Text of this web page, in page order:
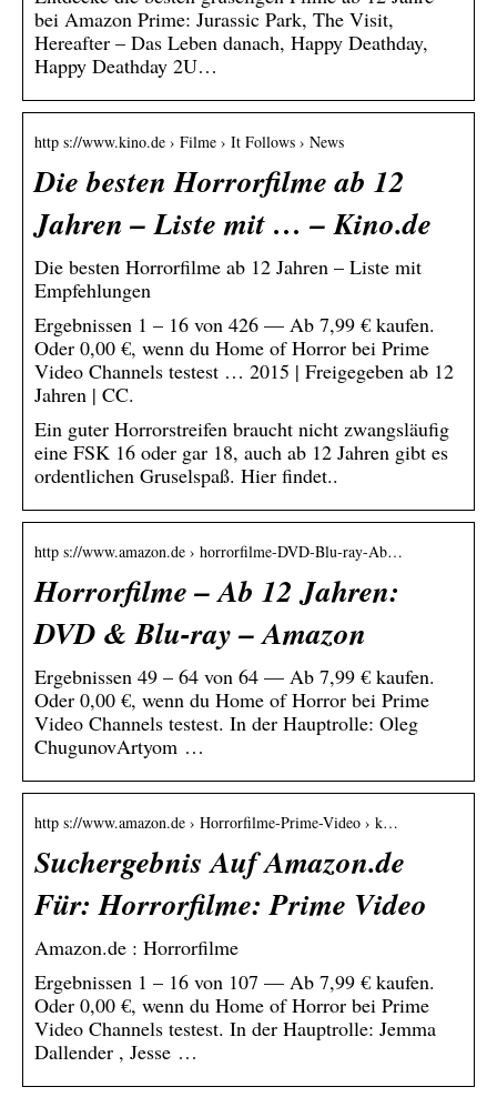
bei Amazon Prime: Jurassic Park, The Visit,
Hereafter – Das Leben danach, Happy Deathday,
Happy Deathday 2U…
http s://www.kino.de › Filme › It Follows › News
Die besten Horrorfilme ab 12
Jahren – Liste mit … – Kino.de
Die besten Horrorfilme ab 12 Jahren – Liste mit
Empfehlungen
Ergebnissen 1 – 16 von 426 — Ab 7,99 € kaufen.
Oder 0,00 €, wenn du Home of Horror bei Prime
Video Channels testest … 2015 | Freigegeben ab 12
Jahren | CC.
Ein guter Horrorstreifen braucht nicht zwangsläufig
eine FSK 16 oder gar 18, auch ab 12 Jahren gibt es
ordentlichen Gruselspaß. Hier findet..
http s://www.amazon.de › horrorfilme-DVD-Blu-ray-Ab…
Horrorfilme – Ab 12 Jahren:
DVD & Blu-ray – Amazon
Ergebnissen 49 – 64 von 64 — Ab 7,99 € kaufen.
Oder 0,00 €, wenn du Home of Horror bei Prime
Video Channels testest. In der Hauptrolle: Oleg
ChugunovArtyom …
http s://www.amazon.de › Horrorfilme-Prime-Video › k…
Suchergebnis Auf Amazon.de
Für: Horrorfilme: Prime Video
Amazon.de : Horrorfilme
Ergebnissen 1 – 16 von 107 — Ab 7,99 € kaufen.
Oder 0,00 €, wenn du Home of Horror bei Prime
Video Channels testest. In der Hauptrolle: Jemma
Dallender , Jesse …